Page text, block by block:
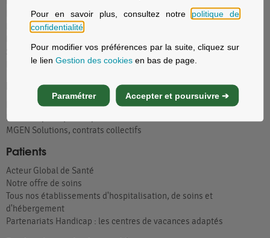
Pour en savoir plus, consultez notre politique de
confidentialité
Pour modifier vos préférences par la suite, cliquez sur
le lienGestion des cookies en bas de page.
Paramétrer Accepter et poursuivre ➔
Nos offres assurance voyage
Nos offres assurance immobilier
Solutions d’épargne et retraite
La sécurité sociale avec MGEN
Employeurs
Fonction publique d'État, Éducation nationale
Fonction publique hospitalière
MGEN Solutions, contrats collectifs
Patients
Acteur Global de Santé
Notre offre de soins
Tous nos établissements d'hospitalisation, de soins et
d'hébergement
Partenariats Handicap : les centres de vacances adaptés